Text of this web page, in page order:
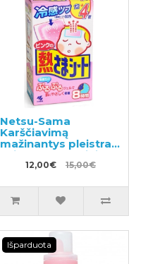
Netsu-Sama
Karščiavimą
mažinantys pleistrai
vaikams nuo 2 iki 10
metų 16vnt
12,00€ 15,00€
Išparduota